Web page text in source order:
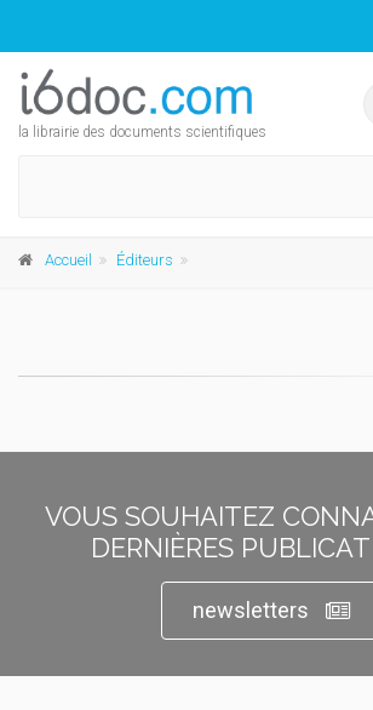
la librairie des documents scientifiques
Accueil Éditeurs
VOUS SOUHAITEZ
DERNIÈRES
newsletters